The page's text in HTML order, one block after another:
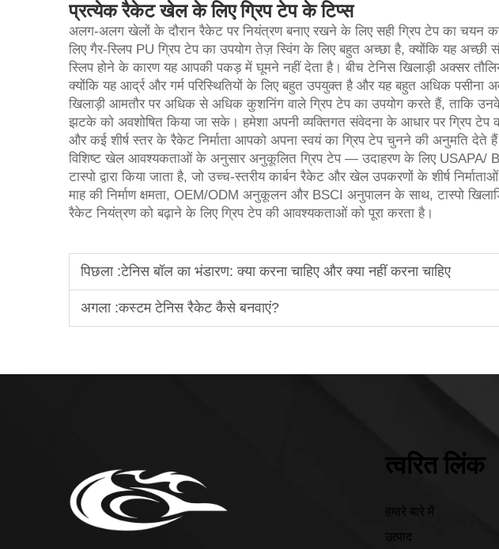
प्रत्येक रैकेट खेल के लिए ग्रिप टेप के टिप्स
अलग-अलग खेलों के दौरान रैकेट पर नियंत्रण बनाए रखने के लिए सही ग्रिप टेप का चयन
लिए गैर-स्लिप PU ग्रिप टेप का उपयोग तेज़ स्विंग के लिए बहुत अच्छा है, क्योंकि यह अच्छी
स्लिप होने के कारण यह आपकी पकड़ में घूमने नहीं देता है। बीच टेनिस खिलाड़ी अक्सर
क्योंकि यह आर्द्र और गर्म परिस्थितियों के लिए बहुत उपयुक्त है और यह बहुत अधिक
खिलाड़ी आमतौर पर अधिक से अधिक कुशनिंग वाले ग्रिप टेप का उपयोग करते हैं, ताकि
झटके को अवशोषित किया जा सके। हमेशा अपनी व्यक्तिगत संवेदना के आधार पर ग्रिप टेप
और कई शीर्ष स्तर के रैकेट निर्माता आपको अपना स्वयं का ग्रिप टेप चुनने की अनुमति
विशिष्ट खेल आवश्यकताओं के अनुसार अनुकूलित ग्रिप टेप — उदाहरण के लिए USAPA/
टास्पो द्वारा किया जाता है, जो उच्च-स्तरीय कार्बन रैकेट और खेल उपकरणों के शीर्ष
माह की निर्माण क्षमता, OEM/ODM अनुकूलन और BSCI अनुपालन के साथ, टास्पो
रैकेट नियंत्रण को बढ़ाने के लिए ग्रिप टेप की आवश्यकताओं को पूरा करता है।
पिछला :टेनिस बॉल का भंडारण: क्या करना चाहिए और क्या नहीं करना चाहिए
अगला :कस्टम टेनिस रैकेट कैसे बनवाएं?
त्वरित लिंक
हमारे बारे में
उत्पाद